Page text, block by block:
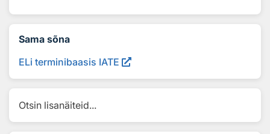
Sama sõna
ELi terminibaasis IATE
Otsin lisanäiteid...